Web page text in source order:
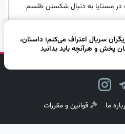
۱۰ سال؛ امشب در مستایا به دنبال شکستن طلسم
سریال اعتراف می‌کنم؛ داستان،
پخش و هرآنچه باید بدانید
ما قوانین و مقررات